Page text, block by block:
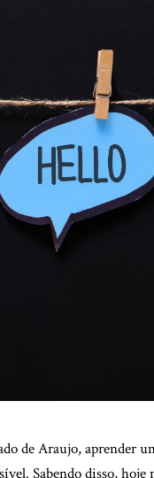
de Araujo, aprender
Sabendo disso, hoje